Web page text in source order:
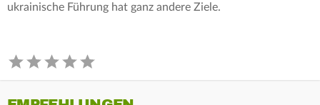
ukrainische Führung hat ganz andere Ziele.